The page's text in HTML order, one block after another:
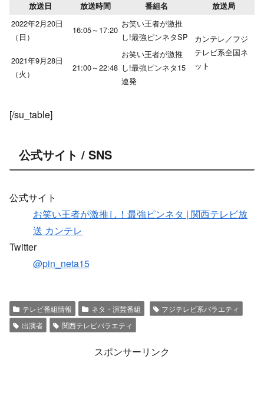
放送日 放送時間 番組名 放送局
2022年2月20日
（日）
16:05～17:20
お笑い王者が激推
し!最強ピンネタSP
カンテレ／フジ
テレビ系全国ネ
ット
2021年9月28日
（火）
21:00～22:48
お笑い王者が激推
し!最強ピンネタ15
連発
[/su_table]
公式サイト / SNS
公式サイト
お笑い王者が激推し！最強ピンネタ | 関西テレビ放
送 カンテレ
Twitter
@pin_neta15
テレビ番組情報 ネタ・演芸番組
フジテレビ系バラエティ
出演者
関西テレビバラエティ
スポンサーリンク